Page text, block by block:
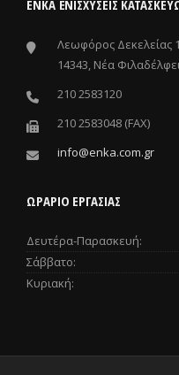
ΕΝΚΑ ΕΝΙΣΧΎΣΕΙΣ
Λεωφόρος Δεκελείας
14343, Νέα
210 2583120
210 2583048 (FAX)
info@enka.com.gr
ΩΡΑΡΙΟ ΕΡΓΑΣΙΑΣ
Δευτέρα-Παρασκευή:
Σάββατο:
Κυριακή: